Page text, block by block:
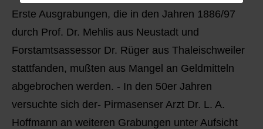
Erste Ausgrabungen, die in den Jahren 1886/97
durch Prof. Dr. Mehlis aus Neustadt und
Forstamtsassessor Dr. Rüger aus Thaleischweiler
stattfanden, mußten aus Mangel an Geldmitteln
abgebrochen werden. - In den 50er Jahren
versuchte sich der- Pirmasenser Arzt Dr. L. A.
Hoffmann an weiteren Grabungen unter Aufsicht